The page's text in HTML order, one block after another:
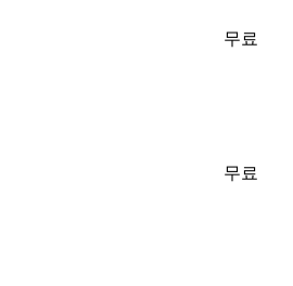
무료
무료